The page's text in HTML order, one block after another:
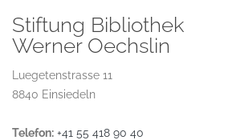
Stiftung Bibliothek
Werner Oechslin
Luegetenstrasse 11
8840 Einsiedeln
Telefon: +41 55 418 90 40